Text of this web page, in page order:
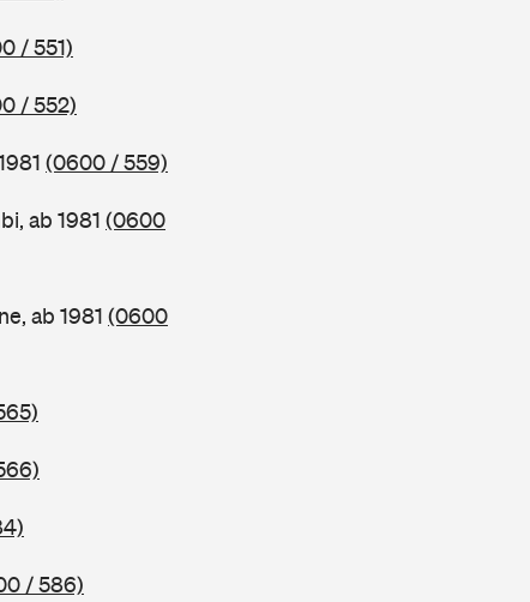
/ 551)
/ 552)
(0600 / 559)
ab 1981 (0600
ab 1981 (0600
/ 586)